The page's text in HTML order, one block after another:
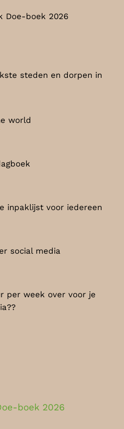
€ 5,00.
Doe-boek 2026
steden en dorpen in
world
inpaklijst voor iedereen
social media
per week over voor je
boek 2026